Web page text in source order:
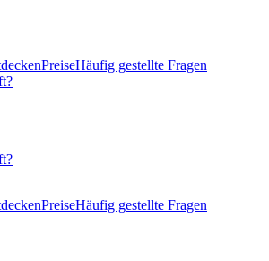
PreiseHäufig gestellte Fragen
PreiseHäufig gestellte Fragen